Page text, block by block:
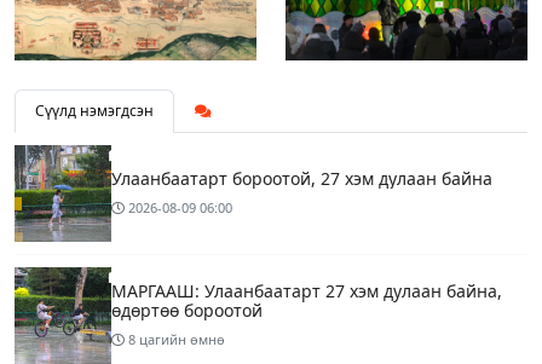
Сүүлд нэмэгдсэн
Улаанбаатарт бороотой, 27 хэм дулаан байна
2026-08-09 06:00
МАРГААШ: Улаанбаатарт 27 хэм дулаан байна,
өдөртөө бороотой
8 цагийн өмнө